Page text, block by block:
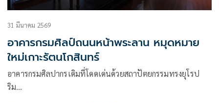
31 มีนาคม 2569
อาคารกรมศิลป์ถนนหน้าพระลาน หมุดหมาย
ใหม่เกาะรัตนโกสินทร์
อาคารกรมศิลปากรเดิมที่โดดเด่นด้วยสถาปัตยกรรมทรงยุโรป
ริม…